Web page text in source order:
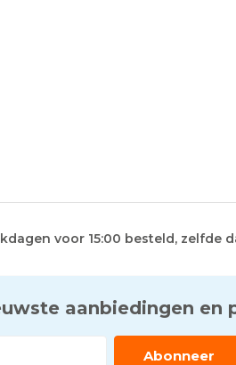
voor 15:00 besteld, zelfde
aanbiedingen en
Abonneer